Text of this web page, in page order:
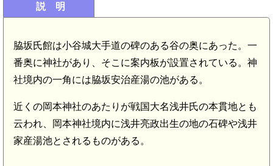
説 明
脇坂氏館は小谷城大手道の碑のある谷の奥にあった。一
番奥に神社があり、そこに案内板が設置されている。神
社境内の一角には脇坂安治産湯の池がある。
近くの岡本神社のあたりが戦国大名浅井氏の本貫地とも
云われ、岡本神社境内に浅井亮政出生の地の石碑や浅井
家産湯池とされるものがある。